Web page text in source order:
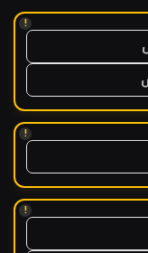
!
!
!